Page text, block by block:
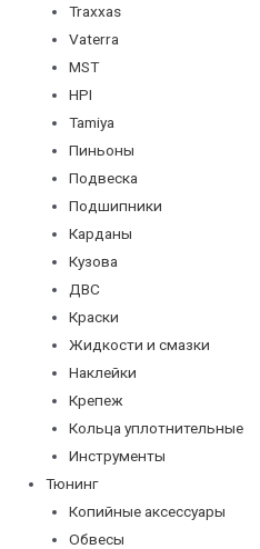
Traxxas
Vaterra
MST
HPI
Tamiya
Пиньоны
Подвеска
Подшипники
Карданы
Кузова
ДВС
Краски
Жидкости и смазки
Наклейки
Крепеж
Кольца уплотнительные
Инструменты
Тюнинг
Копийные аксессуары
Обвесы